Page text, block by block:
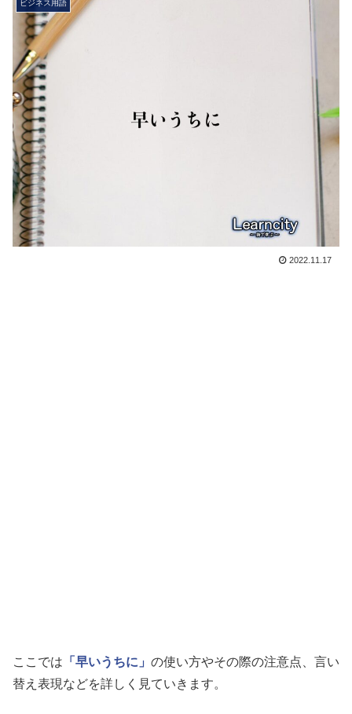
ビジネス用語
2022.11.17
ここでは 「早いうちに」 の使い方やその際の注意点、言い
替え表現などを詳しく見ていきます。